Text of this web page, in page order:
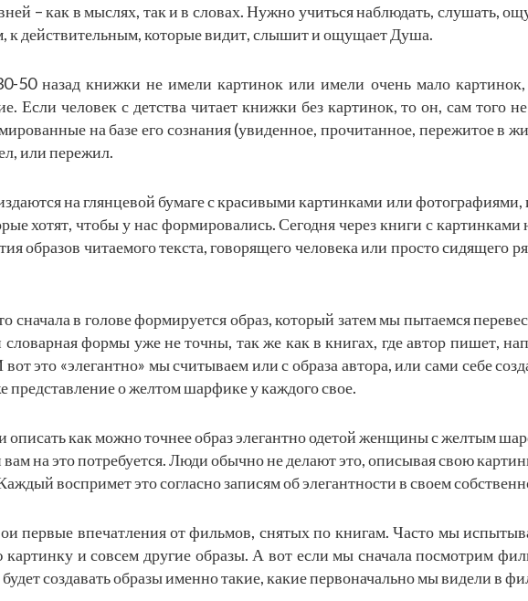
– как в мыслях, так и в словах. Нужно учиться наблюдать, слушать,
к действительным, которые видит, слышит и ощущает Душа.
50 назад книжки не имели картинок или имели очень мало
Если человек с детства читает книжки без картинок, то он, сам того
на базе его сознания (увиденное, прочитанное, пережитое в
или пережил.
на глянцевой бумаге с красивыми картинками или
хотят, чтобы у нас формировались. Сегодня через книги с
образов читаемого текста, говорящего человека или просто
сначала в голове формируется образ, который затем мы пытаемся
формы уже не точны, так же как в книгах, где автор пишет,
это «элегантно» мы считываем или с образа автора, или сами себе
представление о желтом шарфике у каждого свое.
описать как можно точнее образ элегантно одетой женщины с желтым
на это потребуется. Люди обычно не делают это, описывая свою
воспримет это согласно записям об элегантности в своем
первые впечатления от фильмов, снятых по книгам. Часто мы
картинку и совсем другие образы. А вот если мы сначала посмотрим
создавать образы именно такие, какие первоначально мы видели в